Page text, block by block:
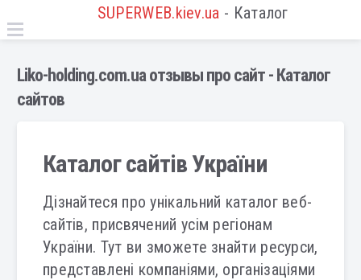
SUPERWEB.kiev.ua - Каталог
Liko-holding.com.ua отзывы про сайт - Каталог
сайтов
Каталог сайтів України
Дізнайтеся про унікальний каталог веб-
сайтів, присвячений усім регіонам
України. Тут ви зможете знайти ресурси,
представлені компаніями, організаціями